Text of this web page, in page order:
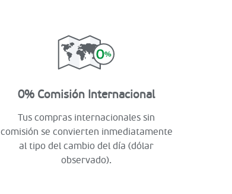
0% Comisión Internacional
Tus compras internacionales sin
comisión se convierten inmediatamente
al tipo del cambio del día (dólar
observado).